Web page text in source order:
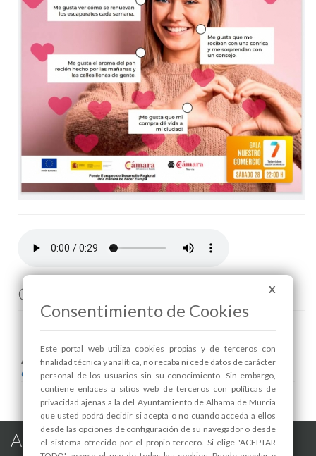
Comenta esta noticia en Facebook
Areas relacionadas:
Comercio
Alhama de Murcia en las Redes
X
Consentimiento de Cookies
Este portal web utiliza cookies propias y de terceros con
finalidad técnica y analítica, no recaba ni cede datos de carácter
personal de los usuarios sin su conocimiento. Sin embargo,
contiene enlaces a sitios web de terceros con políticas de
privacidad ajenas a la del Ayuntamiento de Alhama de Murcia
que usted podrá decidir si acepta o no cuando acceda a ellos
desde las opciones de configuración de su navegador o desde
el sistema ofrecido por el propio tercero. Si elige 'ACEPTAR